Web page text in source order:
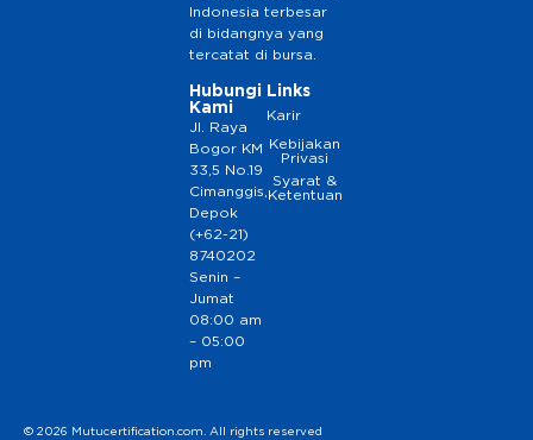
Indonesia terbesar
di bidangnya yang
tercatat di bursa.
Hubungi
Kami
Jl. Raya
Bogor KM
33,5 No.19
Cimanggis,
Depok
(+62-21)
8740202
Senin –
Jumat
08:00 am
– 05:00
pm
Links
Karir
Kebijakan
Privasi
Syarat &
Ketentuan
© 2026 Mutucertification.com. All rights reserved